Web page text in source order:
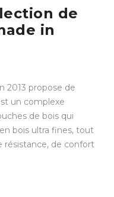
de
in
2013 propose de
un complexe
de bois qui
bois ultra fines, tout
résistance, de confort